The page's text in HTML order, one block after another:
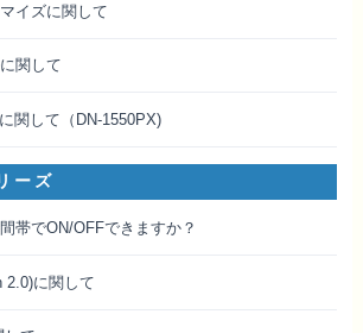
イズに関して
関して
関して（DN-1550PX)
ーズ
帯でON/OFFできますか？
2.0)に関して